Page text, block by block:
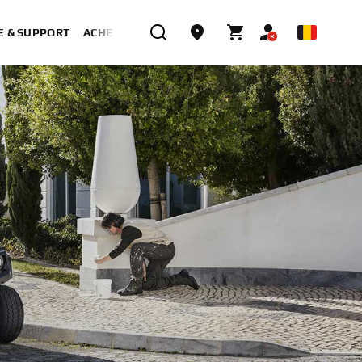
& SUPPORT ACHETER MAINTENANT